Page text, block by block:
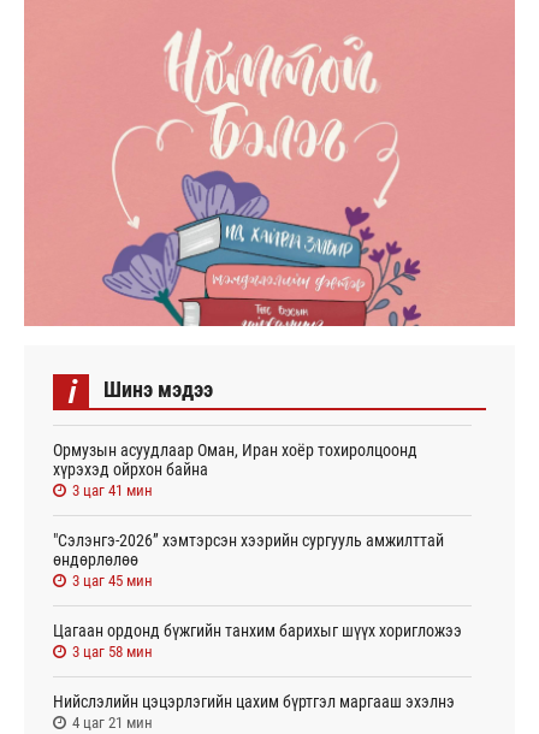
i Шинэ мэдээ
Ормузын асуудлаар Оман, Иран хоёр тохиролцоонд
хүрэхэд ойрхон байна
3 цаг 41 мин
"Сэлэнгэ-2026” хэмтэрсэн хээрийн сургууль амжилттай
өндөрлөлөө
3 цаг 45 мин
Цагаан ордонд бүжгийн танхим барихыг шүүх хоригложээ
3 цаг 58 мин
Нийслэлийн цэцэрлэгийн цахим бүртгэл маргааш эхэлнэ
4 цаг 21 мин